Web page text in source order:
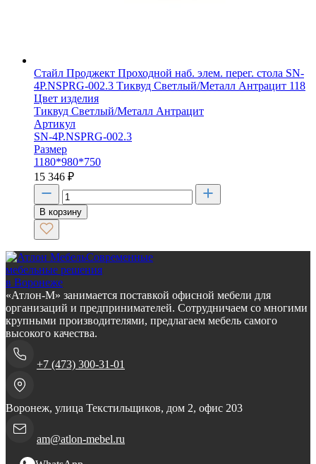
Стайл Проджект Проходной наб. элем. перег. стола SN-
4P.NSPRG-002.3 Тиквуд Светлый/Металл Антрацит 118
Цвет изделия
Тиквуд Светлый/Металл Антрацит
Артикул
SN-4P.NSPRG-002.3
Размер
1180*980*750
15 346 ₽
В корзину
Современные
мебельные решения
в Воронеже
«Атлон-М» занимается поставкой офисной мебели для
организаций и предпринимателей. Сотрудничаем со многими
крупными производителями, предлагаем мебель самого
высокого качества.
+7 (473) 300-31-01
Воронеж, улица Текстильщиков, дом 2, офис 203
am@atlon-mebel.ru